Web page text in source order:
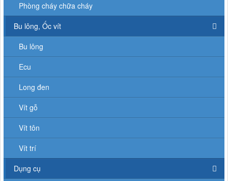
Phòng cháy chữa cháy
Bu lông, Ốc vít
Bu lông
Ecu
Long đen
Vít gỗ
Vít tôn
Vít trí
Dụng cụ